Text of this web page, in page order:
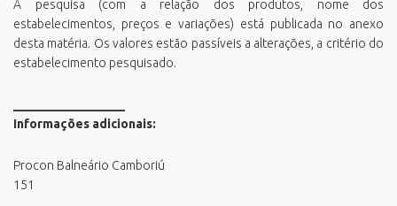
A pesquisa (com a relação dos produtos, nome dos
estabelecimentos, preços e variações) está publicada no anexo
desta matéria. Os valores estão passíveis a alterações, a critério do
estabelecimento pesquisado.
Informações adicionais:
Procon Balneário Camboriú
151